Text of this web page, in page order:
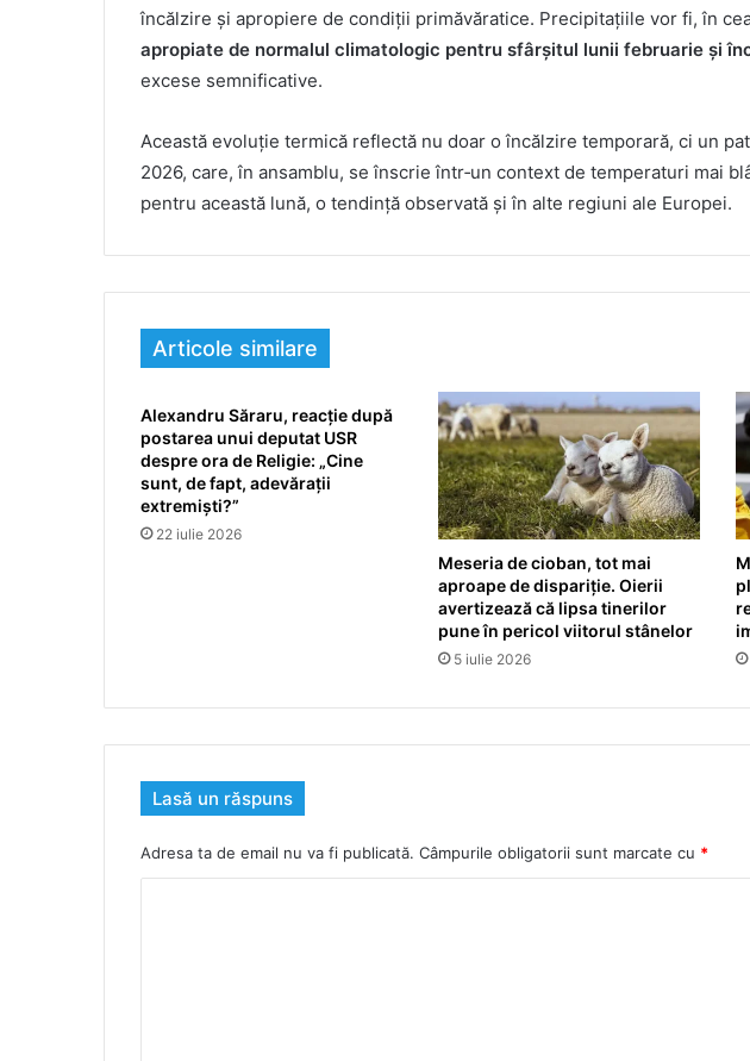
încălzire și apropiere de condiții primăvăratice. Precipitațiile vor fi, în
apropiate de normalul climatologic pentru sfârșitul lunii februarie și
excese semnificative.
Această evoluție termică reflectă nu doar o încălzire temporară, ci un
2026, care, în ansamblu, se înscrie într‑un context de temperaturi mai
pentru această lună, o tendință observată și în alte regiuni ale Europei.
Articole similare
Alexandru Săraru, reacție după
postarea unui deputat USR
despre ora de Religie: „Cine
sunt, de fapt, adevărații
extremiști?”
22 iulie 2026
Meseria de cioban, tot mai
aproape de dispariție. Oierii
avertizează că lipsa tinerilor
pune în pericol viitorul stânelor
5 iulie 2026
Lasă un răspuns
Adresa ta de email nu va fi publicată. Câmpurile obligatorii sunt marcate cu *